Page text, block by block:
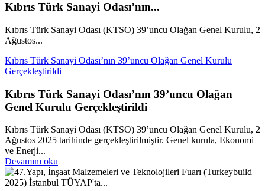
Kıbrıs Türk Sanayi Odası’nın...
Kıbrıs Türk Sanayi Odası (KTSO) 39’uncu Olağan Genel Kurulu, 2
Ağustos...
Kıbrıs Türk Sanayi Odası’nın 39’uncu Olağan Genel Kurulu
Gerçekleştirildi
Kıbrıs Türk Sanayi Odası’nın 39’uncu Olağan
Genel Kurulu Gerçekleştirildi
Kıbrıs Türk Sanayi Odası (KTSO) 39’uncu Olağan Genel Kurulu, 2
Ağustos 2025 tarihinde gerçekleştirilmiştir. Genel kurula, Ekonomi
ve Enerji...
Devamını oku